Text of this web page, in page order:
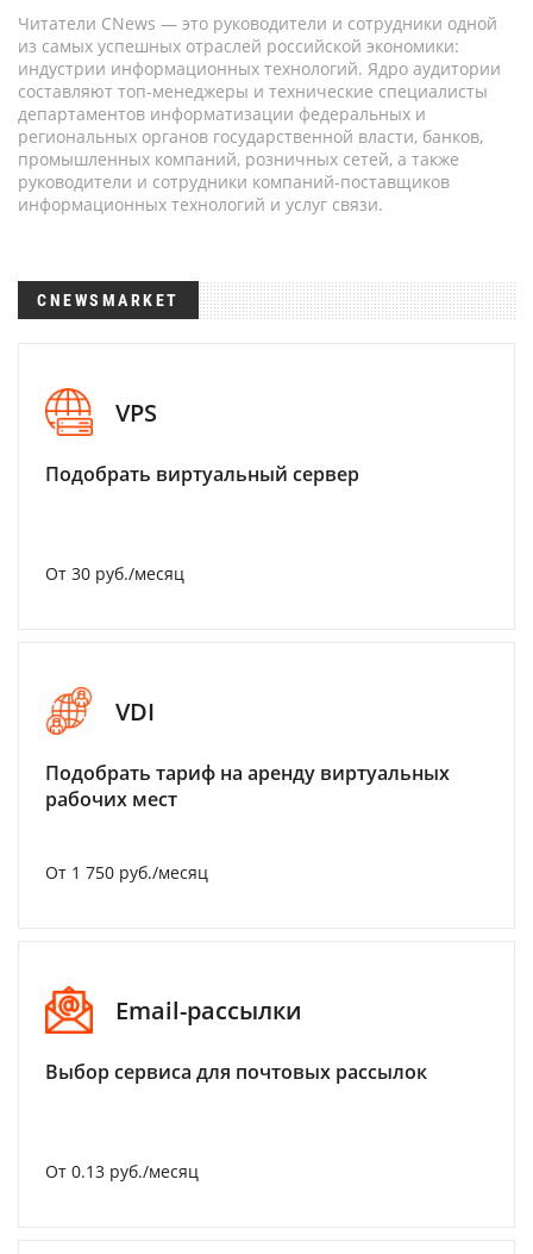
Читатели CNews — это руководители и сотрудники одной
из самых успешных отраслей российской экономики:
индустрии информационных технологий. Ядро аудитории
составляют топ-менеджеры и технические специалисты
департаментов информатизации федеральных и
региональных органов государственной власти, банков,
промышленных компаний, розничных сетей, а также
руководители и сотрудники компаний-поставщиков
информационных технологий и услуг связи.
CNEWSMARKET
VPS
Подобрать виртуальный сервер
От 30 руб./месяц
VDI
Подобрать тариф на аренду виртуальных
рабочих мест
От 1 750 руб./месяц
Email-рассылки
Выбор сервиса для почтовых рассылок
От 0.13 руб./месяц